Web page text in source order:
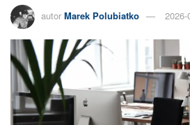
autor Marek Polubiatko 2026-